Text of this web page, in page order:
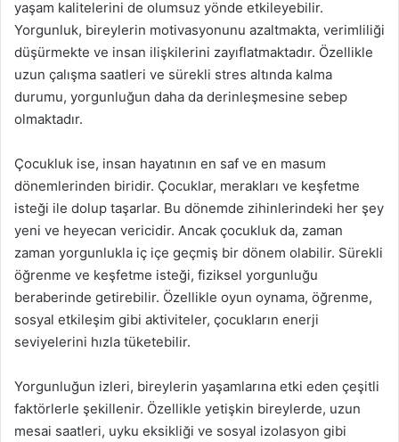
yaşam kalitelerini de olumsuz yönde etkileyebilir.
Yorgunluk, bireylerin motivasyonunu azaltmakta, verimliliği
düşürmekte ve insan ilişkilerini zayıflatmaktadır. Özellikle
uzun çalışma saatleri ve sürekli stres altında kalma
durumu, yorgunluğun daha da derinleşmesine sebep
olmaktadır.
Çocukluk ise, insan hayatının en saf ve en masum
dönemlerinden biridir. Çocuklar, merakları ve keşfetme
isteği ile dolup taşarlar. Bu dönemde zihinlerindeki her şey
yeni ve heyecan vericidir. Ancak çocukluk da, zaman
zaman yorgunlukla iç içe geçmiş bir dönem olabilir. Sürekli
öğrenme ve keşfetme isteği, fiziksel yorgunluğu
beraberinde getirebilir. Özellikle oyun oynama, öğrenme,
sosyal etkileşim gibi aktiviteler, çocukların enerji
seviyelerini hızla tüketebilir.
Yorgunluğun izleri, bireylerin yaşamlarına etki eden çeşitli
faktörlerle şekillenir. Özellikle yetişkin bireylerde, uzun
mesai saatleri, uyku eksikliği ve sosyal izolasyon gibi